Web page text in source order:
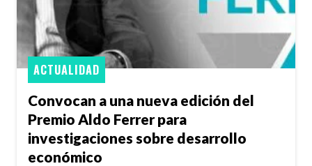
Convocan a una nueva edición del
Premio Aldo Ferrer para
investigaciones sobre desarrollo
económico
ACTUALIDAD